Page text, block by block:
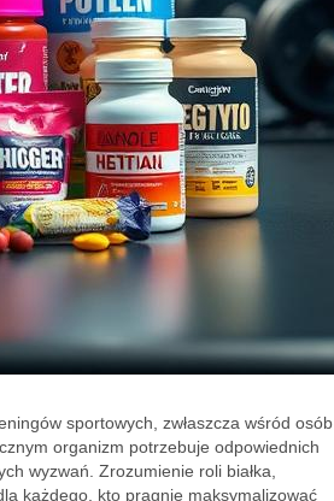
sportowych, zwłaszcza wśród osób
organizm potrzebuje odpowiednich
wyzwań. Zrozumienie roli białka,
każdego, kto pragnie maksymalizować